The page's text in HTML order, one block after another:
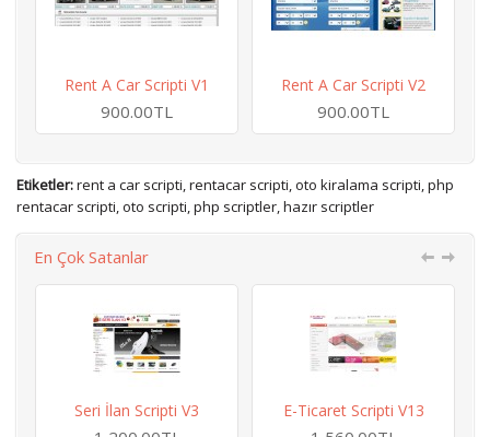
Rent A Car Scripti V1
900.00TL
Rent A Car Scripti V2
900.00TL
Etiketler:rent a car scripti,rentacar scripti,oto kiralama scripti,php
rentacar scripti,oto scripti,php scriptler,hazır scriptler
En Çok Satanlar
Seri İlan Scripti V3 E-Ticaret Scripti V13